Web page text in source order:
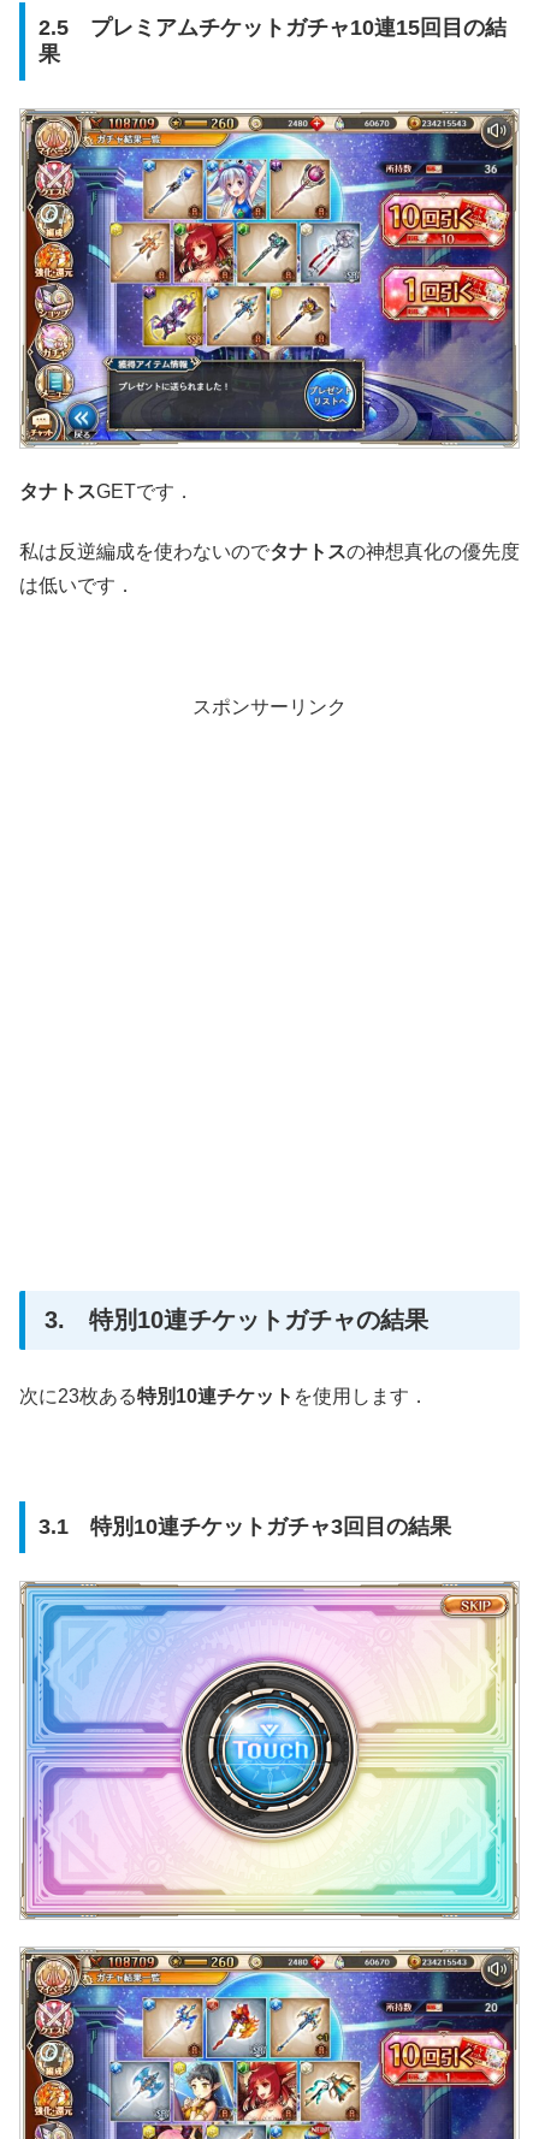
2.5 プレミアムチケットガチャ10連15回目の結
果
タナトスGETです．
私は反逆編成を使わないのでタナトスの神想真化の優先度
は低いです．
スポンサーリンク
3. 特別10連チケットガチャの結果
次に23枚ある特別10連チケット を使用します．
3.1 特別10連チケットガチャ3回目の結果